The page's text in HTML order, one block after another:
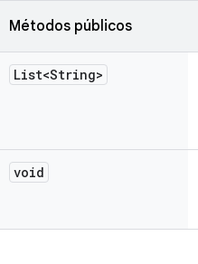
Métodos públicos
List<String>
void